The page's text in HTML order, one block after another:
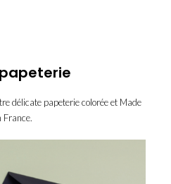
délicate papeterie colorée et Made
France.